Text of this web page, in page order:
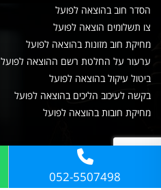
הסדר חוב בהוצאה לפועל
צו תשלומים הוצאה לפועל
מחיקת חוב מזונות בהוצאה לפועל
ערעור על החלטת רשם ההוצאה לפועל
ביטול עיקול בהוצאה לפועל
בקשה לעיכוב הליכים בהוצאה לפועל
מחיקת חובות בהוצאה לפועל
052-5507498